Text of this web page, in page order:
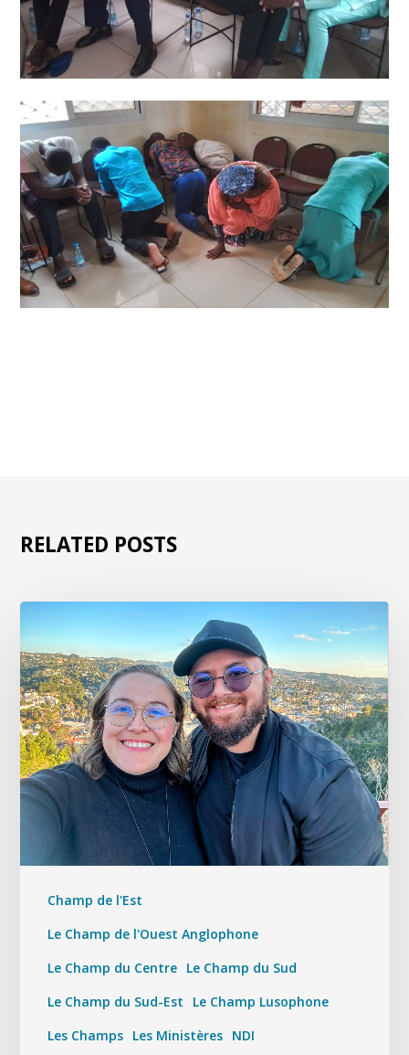
RELATED POSTS
Champ de l'Est
Le Champ de l'Ouest Anglophone
Le Champ du Centre Le Champ du Sud
Le Champ du Sud-Est
Le Champ Lusophone
Les Champs Les Ministères NDI